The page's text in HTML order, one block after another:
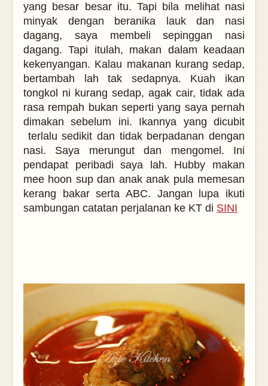
yang besar besar itu. Tapi bila melihat nasi
minyak dengan beranika lauk dan nasi
dagang, saya membeli sepinggan nasi
dagang. Tapi itulah, makan dalam keadaan
kekenyangan. Kalau makanan kurang sedap,
bertambah lah tak sedapnya. Kuah ikan
tongkol ni kurang sedap, agak cair, tidak ada
rasa rempah bukan seperti yang saya pernah
dimakan sebelum ini. Ikannya yang dicubit
terlalu sedikit dan tidak berpadanan dengan
nasi. Saya merungut dan mengomel. Ini
pendapat peribadi saya lah. Hubby makan
mee hoon sup dan anak anak pula memesan
kerang bakar serta ABC. Jangan lupa ikuti
sambungan catatan perjalanan ke KT di SINI